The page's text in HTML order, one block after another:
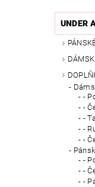
UNDER
-
-
-
-
-
-
-
-